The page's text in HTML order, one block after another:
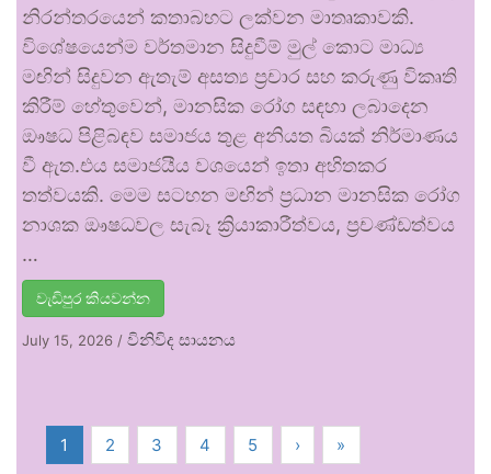
නිරන්තරයෙන් කතාබහට ලක්වන මාතෘකාවකි.
විශේෂයෙන්ම වර්තමාන සිදුවීම් මුල් කොට මාධ්‍ය
මඟින් සිදුවන ඇතැම් අසත්‍ය ප්‍රචාර සහ කරුණු විකෘති
කිරීම් හේතුවෙන්, මානසික රෝග සඳහා ලබාදෙන
ඖෂධ පිළිබඳව සමාජය තුළ අනියත බියක් නිර්මාණය
වී ඇත.එය සමාජයීය වශයෙන් ඉතා අහිතකර
තත්වයකි. මෙම සටහන මඟින් ප්‍රධාන මානසික රෝග
නාශක ඖෂධවල සැබෑ ක්‍රියාකාරීත්වය, ප්‍රචණ්ඩත්වය
…
වැඩිපුර කියවන්න
July 15, 2026 / විනිවිද සායනය
1 2 3 4 5 › »